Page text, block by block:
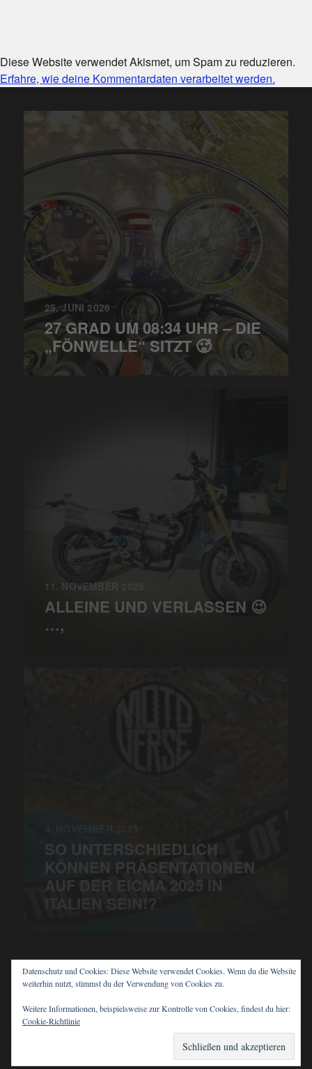
Diese Website verwendet Akismet, um Spam zu reduzieren.
Erfahre, wie deine Kommentardaten verarbeitet werden.
25. JUNI 2026
27 GRAD UM 08:34 UHR – DIE
„FÖNWELLE“ SITZT 🥵
11. NOVEMBER 2025
ALLEINE UND VERLASSEN 😉
…,
SO UNTERSCHIEDLICH
KÖNNEN PRÄSENTATIONEN
AUF DER EICMA 2025 IN
ANDERS NORÉN
Datenschutz und Cookies: Diese Website verwendet Cookies. Wenn du die Website
weiterhin nutzt, stimmst du der Verwendung von Cookies zu.
Weitere Informationen, beispielsweise zur Kontrolle von Cookies, findest du hier:
Cookie-Richtlinie